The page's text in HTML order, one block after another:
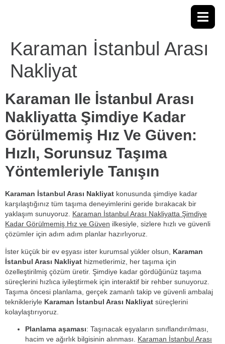
Karaman İstanbul Arası
Nakliyat
Karaman Ile İstanbul Arası
Nakliyatta Şimdiye Kadar
Görülmemiş Hız Ve Güven:
Hızlı, Sorunsuz Taşıma
Yöntemleriyle Tanışın
Karaman İstanbul Arası Nakliyat konusunda şimdiye kadar
karşılaştığınız tüm taşıma deneyimlerini geride bırakacak bir
yaklaşım sunuyoruz. Karaman İstanbul Arası Nakliyatta Şimdiye
Kadar Görülmemiş Hız ve Güven ilkesiyle, sizlere hızlı ve güvenli
çözümler için adım adım planlar hazırlıyoruz.
İster küçük bir ev eşyası ister kurumsal yükler olsun, Karaman
İstanbul Arası Nakliyat hizmetlerimiz, her taşıma için
özelleştirilmiş çözüm üretir. Şimdiye kadar gördüğünüz taşıma
süreçlerini hızlıca iyileştirmek için interaktif bir rehber sunuyoruz.
Taşıma öncesi planlama, gerçek zamanlı takip ve güvenli ambalaj
teknikleriyle Karaman İstanbul Arası Nakliyat süreçlerini
kolaylaştırıyoruz.
Planlama aşaması: Taşınacak eşyaların sınıflandırılması,
hacim ve ağırlık bilgisinin alınması. Karaman İstanbul Arası